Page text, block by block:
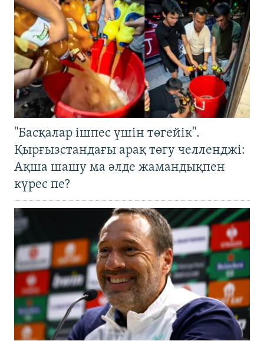
"Басқалар ішпес үшін төгейік".
Қырғызстандағы арақ төгу челленджі:
Ақша шашу ма әлде жамандықпен
күрес пе?